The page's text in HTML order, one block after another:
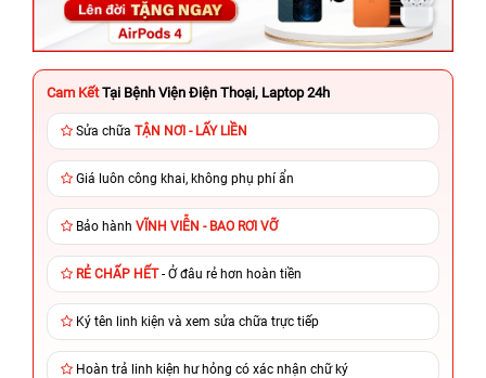
Cam Kết Tại Bệnh Viện Điện Thoại, Laptop 24h
Sửa chữa TẬN NƠI - LẤY LIỀN
Giá luôn công khai, không phụ phí ẩn
Bảo hành VĨNH VIỄN - BAO RƠI VỠ
RẺ CHẤP HẾT- Ở đâu rẻ hơn hoàn tiền
Ký tên linh kiện và xem sửa chữa trực tiếp
Hoàn trả linh kiện hư hỏng có xác nhận chữ ký